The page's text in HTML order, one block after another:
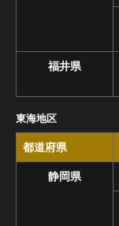
福井県
東海地区
都道府県
静岡県